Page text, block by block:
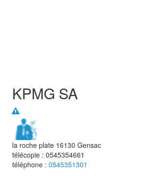
KPMG SA
la roche plate 16130 Gensac
télécopie : 0545354661
téléphone : 0545351301